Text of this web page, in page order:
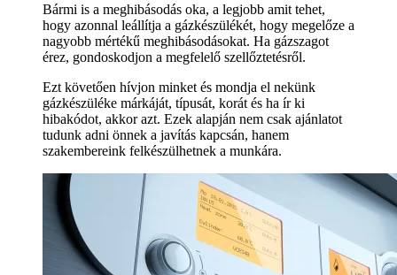
Bármi is a meghibásodás oka, a legjobb amit tehet,
hogy azonnal leállítja a gázkészülékét, hogy megelőze a
nagyobb mértékű meghibásodásokat. Ha gázszagot
érez, gondoskodjon a megfelelő szellőztetésről.
Ezt követően hívjon minket és mondja el nekünk
gázkészüléke márkáját, típusát, korát és ha ír ki
hibakódot, akkor azt. Ezek alapján nem csak ajánlatot
tudunk adni önnek a javítás kapcsán, hanem
szakembereink felkészülhetnek a munkára.